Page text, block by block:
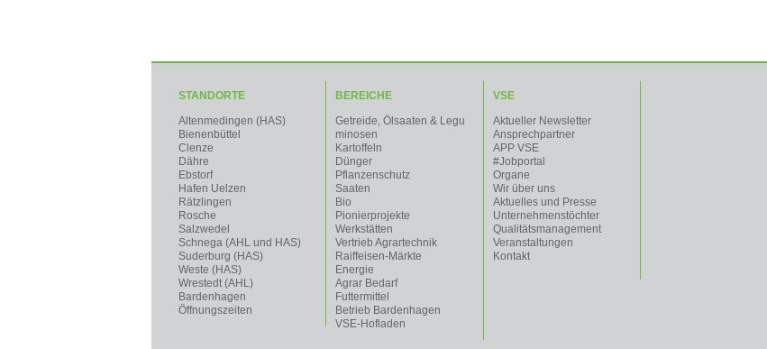
STANDORTE
Altenmedingen (HAS)
Bienenbüttel
Clenze
Dähre
Ebstorf
Hafen Uelzen
Rätzlingen
Rosche
Salzwedel
Schnega (AHL und HAS)
Suderburg (HAS)
Weste (HAS)
Wrestedt (AHL)
Bardenhagen
Öffnungszeiten
BEREICHE
Getreide, Ölsaaten & Legu
minosen
Kartoffeln
Dünger
Pflanzenschutz
Saaten
Bio
Pionierprojekte
Werkstätten
Vertrieb Agrartechnik
Raiffeisen-Märkte
Energie
Agrar Bedarf
Futtermittel
Betrieb Bardenhagen
VSE-Hofladen
VSE
Aktueller Newsletter
Ansprechpartner
APP VSE
#Jobportal
Organe
Wir über uns
Aktuelles und Presse
Unternehmenstöchter
Qualitätsmanagement
Veranstaltungen
Kontakt